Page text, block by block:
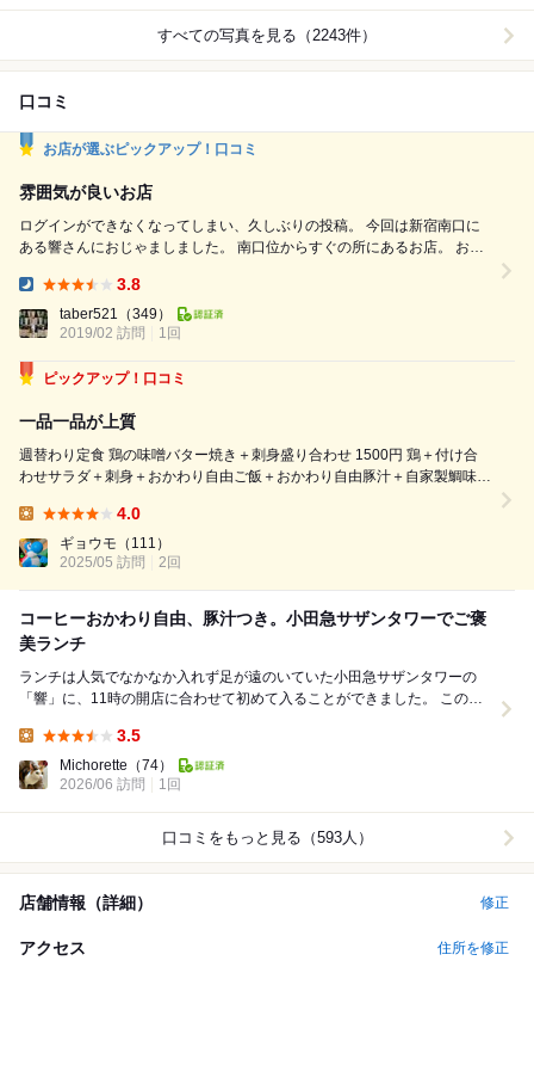
すべての写真を見る（2243件）
口コミ
お店が選ぶピックアップ！口コミ
雰囲気が良いお店
ログインができなくなってしまい、久しぶりの投稿。 今回は新宿南口に
ある響さんにおじゃましました。 南口位からすぐの所にあるお店。 お店
ンター、オープン席があり色々な用途で使える感じがしました。 料理は
単品で注文 お刺身5種 黒毛和牛筋肉と葱の牛ぺい焼き 牛モツ焼きそば 山
3.8
taber521 （349）
2019/02 訪問
1回
ピックアップ！口コミ
一品一品が上質
週替わり定食 鶏の味噌バター焼き＋刺身盛り合わせ 1500円 鶏＋付け合
わせサラダ＋刺身＋おかわり自由ご飯＋おかわり自由豚汁＋自家製鯛味噌
しい。 付け合わせのサラダのドレッシングも他ではあまりない変わった
味で美味しい。 ...
4.0
ギョウモ （111）
2025/05 訪問
2回
コーヒーおかわり自由、豚汁つき。小田急サザンタワーでご褒
美ランチ
ランチは人気でなかなか入れず足が遠のいていた小田急サザンタワーの
「響」に、11時の開店に合わせて初めて入ることができました。 この日
3.5
Michorette （74）
2026/06 訪問
1回
口コミをもっと見る（593人）
店舗情報（詳細） 修正
アクセス 住所を修正